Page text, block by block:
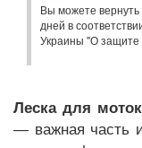
Вы можете вернуть
дней в
Украины "О защите
Леска для
— важная часть